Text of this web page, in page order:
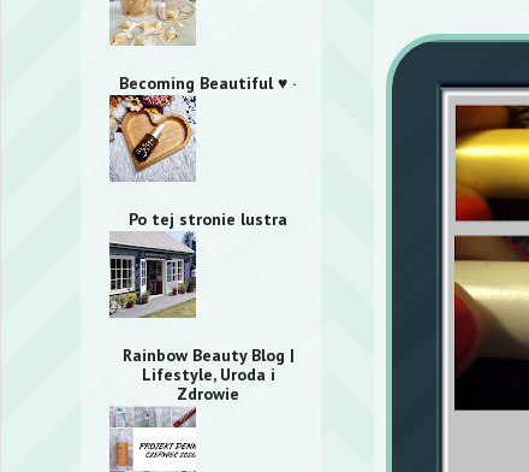
Becoming Beautiful ♥ ·
Po tej stronie lustra
Rainbow Beauty Blog |
Lifestyle, Uroda i
Zdrowie